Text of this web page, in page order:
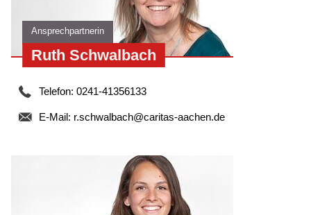
Ansprechpartnerin
Ruth Schwalbach
Telefon: 0241-41356133
E-Mail: r.schwalbach@caritas-aachen.de